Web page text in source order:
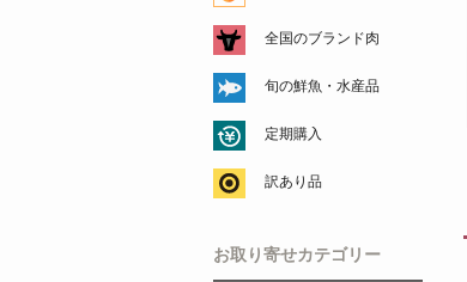
全国のブランド肉
旬の鮮魚・水産品
定期購入
訳あり品
お取り寄せカテゴリー